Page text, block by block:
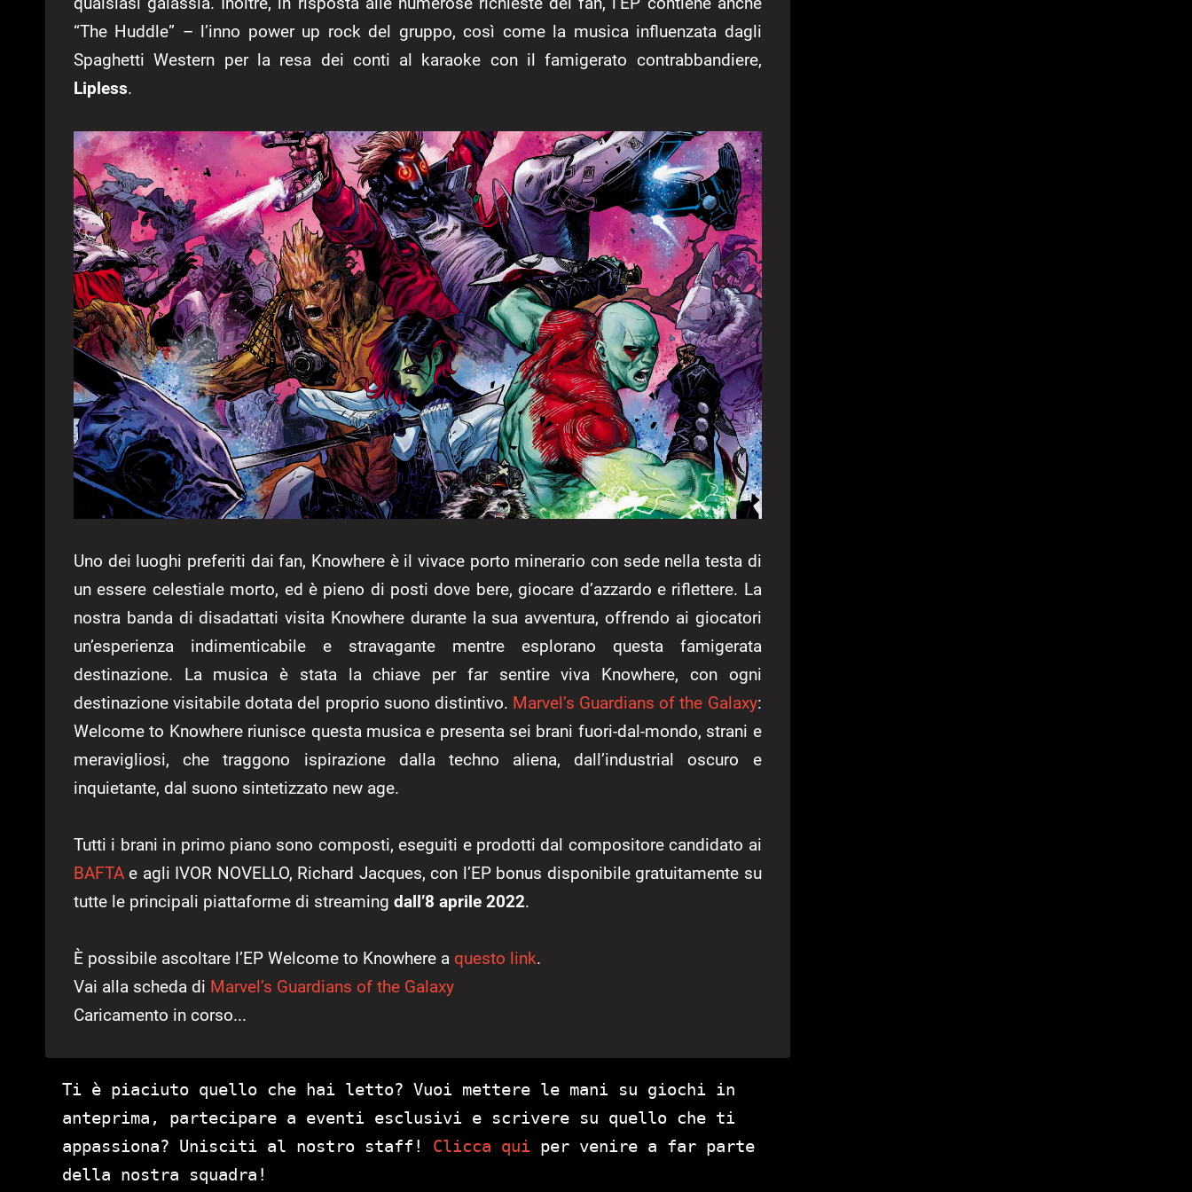
“The Huddle” – l’inno power up rock del gruppo, così come la musica influenzata dagli
Spaghetti Western per la resa dei conti al karaoke con il famigerato contrabbandiere,
Lipless.
Uno dei luoghi preferiti dai fan, Knowhere è il vivace porto minerario con sede nella testa di
un essere celestiale morto, ed è pieno di posti dove bere, giocare d’azzardo e riflettere. La
nostra banda di disadattati visita Knowhere durante la sua avventura, offrendo ai giocatori
un’esperienza indimenticabile e stravagante mentre esplorano questa famigerata
destinazione. La musica è stata la chiave per far sentire viva Knowhere, con ogni
destinazione visitabile dotata del proprio suono distintivo. Marvel’s Guardians of the Galaxy:
Welcome to Knowhere riunisce questa musica e presenta sei brani fuori-dal-mondo, strani e
meravigliosi, che traggono ispirazione dalla techno aliena, dall’industrial oscuro e
inquietante, dal suono sintetizzato new age.
Tutti i brani in primo piano sono composti, eseguiti e prodotti dal compositore candidato ai
BAFTA e agli IVOR NOVELLO, Richard Jacques, con l’EP bonus disponibile gratuitamente su
tutte le principali piattaforme di streaming dall’8 aprile 2022.
È possibile ascoltare l’EP Welcome to Knowhere a questo link.
Vai alla scheda di Marvel’s Guardians of the Galaxy
Caricamento in corso...
Ti è piaciuto quello che hai letto? Vuoi mettere le mani su giochi in
anteprima, partecipare a eventi esclusivi e scrivere su quello che ti
appassiona? Unisciti al nostro staff! Clicca qui per venire a far parte
della nostra squadra!